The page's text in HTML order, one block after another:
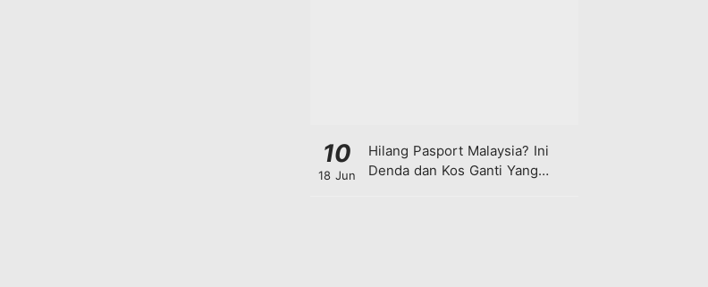
10
18 Jun
Hilang Pasport Malaysia? Ini
Denda dan Kos Ganti Yang